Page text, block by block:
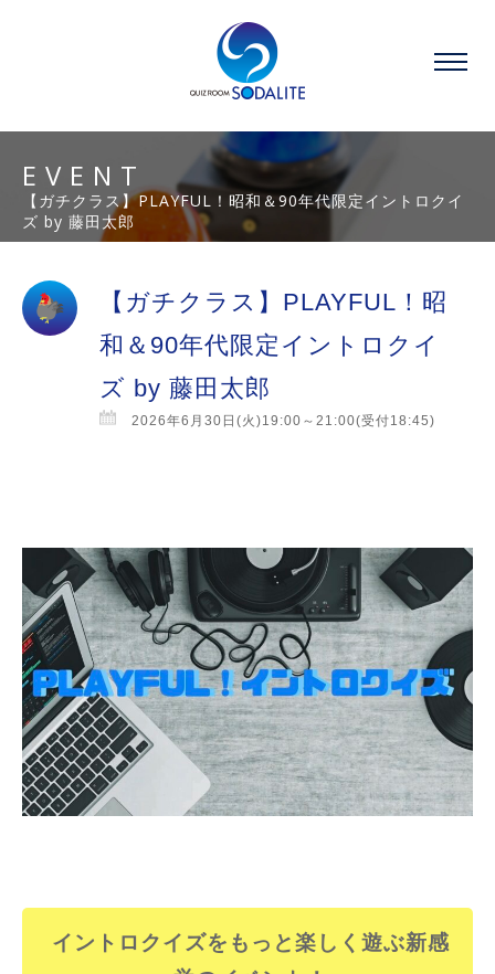
EVENT
【ガチクラス】PLAYFUL！昭和＆90年代限定イントロクイ
ズ by 藤田太郎
【ガチクラス】PLAYFUL！昭
和＆90年代限定イントロクイ
ズ by 藤田太郎
2026年6月30日(火)19:00～21:00(受付18:45)
イントロクイズをもっと楽しく遊ぶ新感